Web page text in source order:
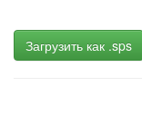
Загрузить как .sps